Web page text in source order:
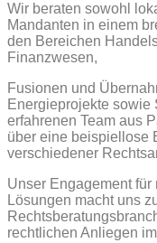
Wir beraten sowohl
Mandanten in einem
den Bereichen
Finanzwesen,
Fusionen und
Energieprojekte sowie
erfahrenen Team aus
über eine beispiellose
verschiedener
Unser Engagement
Lösungen macht uns
rechtlichen Anliegen